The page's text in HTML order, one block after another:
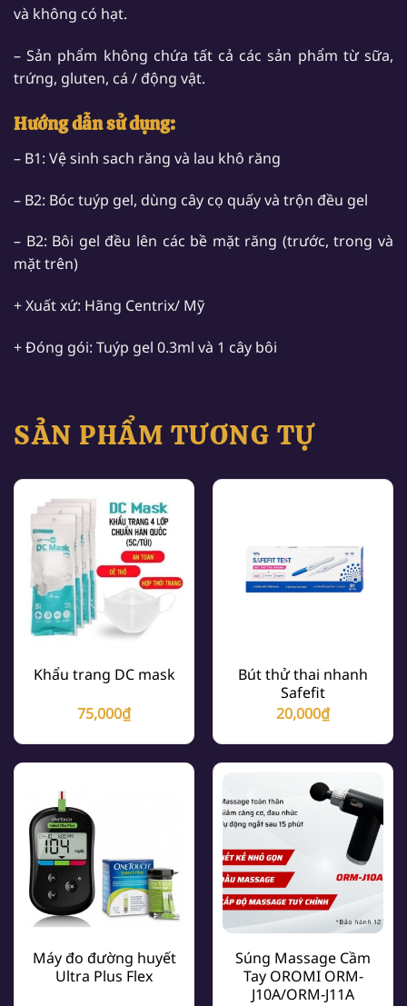
và không có hạt.
– Sản phẩm không chứa tất cả các sản phẩm từ sữa,
trứng, gluten, cá / động vật.
Hướng dẫn sử dụng:
– B1: Vệ sinh sach răng và lau khô răng
– B2: Bóc tuýp gel, dùng cây cọ quấy và trộn đều gel
– B2: Bôi gel đều lên các bề mặt răng (trước, trong và
mặt trên)
+ Xuất xứ: Hãng Centrix/ Mỹ
+ Đóng gói: Tuýp gel 0.3ml và 1 cây bôi
SẢN PHẨM TƯƠNG TỰ
Khẩu trang DC mask
75,000₫
Bút thử thai nhanh
Safefit
20,000₫
Máy đo đường huyết
Ultra Plus Flex
Súng Massage Cầm
Tay OROMI ORM-
J10A/ORM-J11A